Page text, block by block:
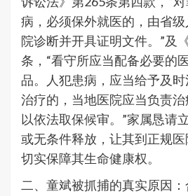
病，必须保外就医的，由省
院诊断并开具证明文件。”及
条，“看守所应当配备必要的
品。人犯患病，应当给予及
治疗的，当地医院应当负责
以依法取保候审。”家属恳请
或无条件释放，让其到正规医
切实保障其生命健康权。
二、童斌被抓捕的真实原因